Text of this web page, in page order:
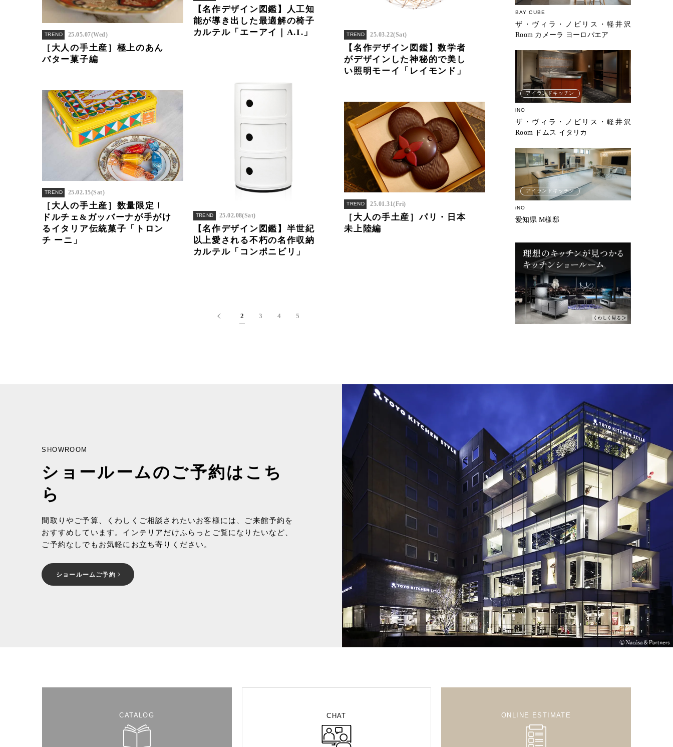
TREND 25.05.07(Wed)
［大人の手土産］極上のあん
バター菓子編
【名作デザイン図鑑】人工知
能が導き出した最適解の椅子
カルテル「エーアイ｜A.I.」
TREND 25.03.22(Sat)
【名作デザイン図鑑】数学者
がデザインした神秘的で美し
い照明モーイ「レイモンド」
TREND 25.02.15(Sat)
［大人の手土産］数量限定！
ドルチェ&ガッバーナが手がけ
るイタリア伝統菓子「トロン
チ ーニ」
TREND 25.02.08(Sat)
【名作デザイン図鑑】半世紀
以上愛される不朽の名作収納
カルテル「コンポニビリ」
TREND 25.01.31(Fri)
［大人の手土産］パリ・日本
未上陸編
2 3 4 5
BAY CUBE
ザ・ヴィラ・ノビリス・軽井沢
Room カメーラ ヨーロパエア
アイランドキッチン
iNO
ザ・ヴィラ・ノビリス・軽井沢
Room ドムス イタリカ
アイランドキッチン
iNO
愛知県 M様邸
SHOWROOM
ショールームのご予約はこち
ら
間取りやご予算、くわしくご相談されたいお客様には、ご来館予約を
おすすめしています。インテリアだけふらっとご覧になりたいなど、
ご予約なしでもお気軽にお立ち寄りください。
ショールームご予約
CATALOG CHAT ONLINE ESTIMATE